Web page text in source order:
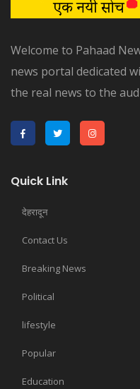
Welcome to Pahaad
news portal dedicated
the real news to the
Quick Link
देहरादून
Contact Us
Breaking News
Political
lifestyle
Popular
Education